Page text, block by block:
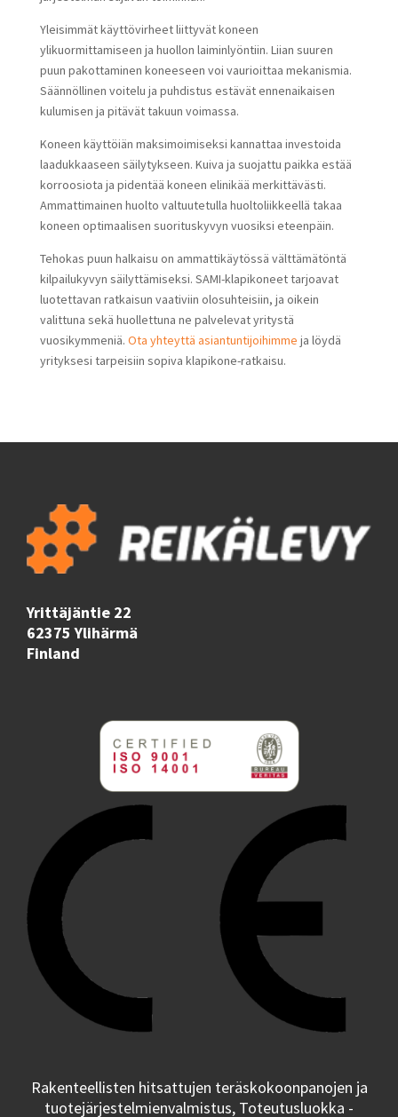
Yleisimmät käyttövirheet liittyvät koneen
ylikuormittamiseen ja huollon laiminlyöntiin. Liian suuren
puun pakottaminen koneeseen voi vaurioittaa mekanismia.
Säännöllinen voitelu ja puhdistus estävät ennenaikaisen
kulumisen ja pitävät takuun voimassa.
Koneen käyttöiän maksimoimiseksi kannattaa investoida
laadukkaaseen säilytykseen. Kuiva ja suojattu paikka estää
korroosiota ja pidentää koneen elinikää merkittävästi.
Ammattimainen huolto valtuutetulla huoltoliikkeellä takaa
koneen optimaalisen suorituskyvyn vuosiksi eteenpäin.
Tehokas puun halkaisu on ammattikäytössä välttämätöntä
kilpailukyvyn säilyttämiseksi. SAMI-klapikoneet tarjoavat
luotettavan ratkaisun vaativiin olosuhteisiin, ja oikein
valittuna sekä huollettuna ne palvelevat yritystä
vuosikymmeniä. Ota yhteyttä asiantuntijoihimme ja löydä
yrityksesi tarpeisiin sopiva klapikone-ratkaisu.
Yrittäjäntie 22
62375 Ylihärmä
Finland
Rakenteellisten hitsattujen teräskokoonpanojen ja
tuotejärjestelmienvalmistus, Toteutusluokka -